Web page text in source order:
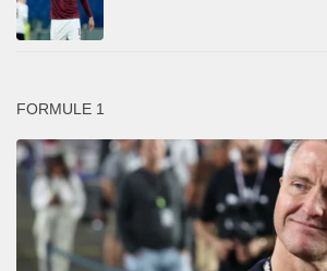
FORMULE 1